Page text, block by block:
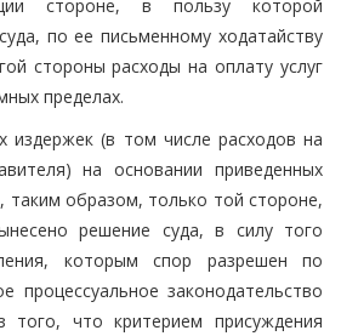
стороне, в пользу которой
по ее письменному ходатайству
стороны расходы на оплату услуг
пределах.
издержек (в том числе расходов на
на основании приведенных
таким образом, только той стороне,
решение суда, в силу того
которым спор разрешен по
процессуальное законодательство
того, что критерием присуждения